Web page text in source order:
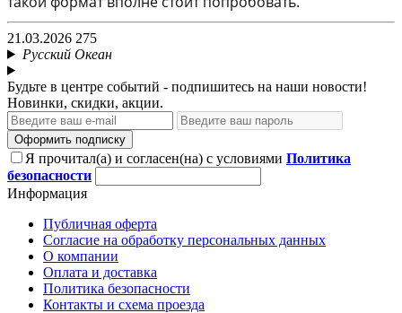
21.03.2026 275
Русский Океан
Будьте в центре событий - подпишитесь на наши новости!
Новинки, скидки, акции.
Оформить подписку
Я прочитал(а) и согласен(на) с условиями Политика
безопасности
Информация
Публичная оферта
Согласие на обработку персональных данных
О компании
Оплата и доставка
Политика безопасности
Контакты и схема проезда